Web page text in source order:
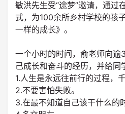
敏洪先生受“途梦”邀请，通过
式，为100余所乡村学校的孩
一样的成长》。
一个小时的时间，俞老师向逾
己成长和奋斗的经历，并给同
1.人生是永远往前行的过程，
2.不要害怕失败。
3.在最不知道自己该干什么的